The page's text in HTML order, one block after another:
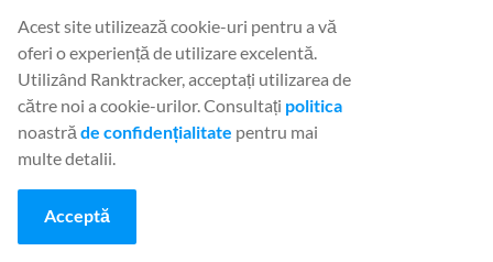
Ranktracker este folosit de marketerii
unora dintre cele mai importante
companii din lume.
Acest site utilizează cookie-uri pentru a vă
oferi o experiență de utilizare excelentă.
Utilizând Ranktracker, acceptați utilizarea de
către noi a cookie-urilor. Consultați politica
noastră de confidențialitate pentru mai
multe detalii.
Acceptă